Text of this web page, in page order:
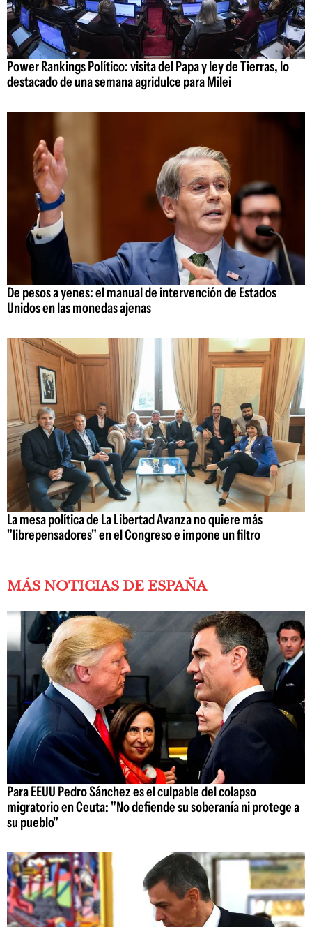
Power Rankings Político: visita del Papa y ley de Tierras, lo
destacado de una semana agridulce para Milei
De pesos a yenes: el manual de intervención de Estados
Unidos en las monedas ajenas
La mesa política de La Libertad Avanza no quiere más
"librepensadores" en el Congreso e impone un filtro
MÁS NOTICIAS DE ESPAÑA
Para EEUU Pedro Sánchez es el culpable del colapso
migratorio en Ceuta: "No defiende su soberanía ni protege a
su pueblo"